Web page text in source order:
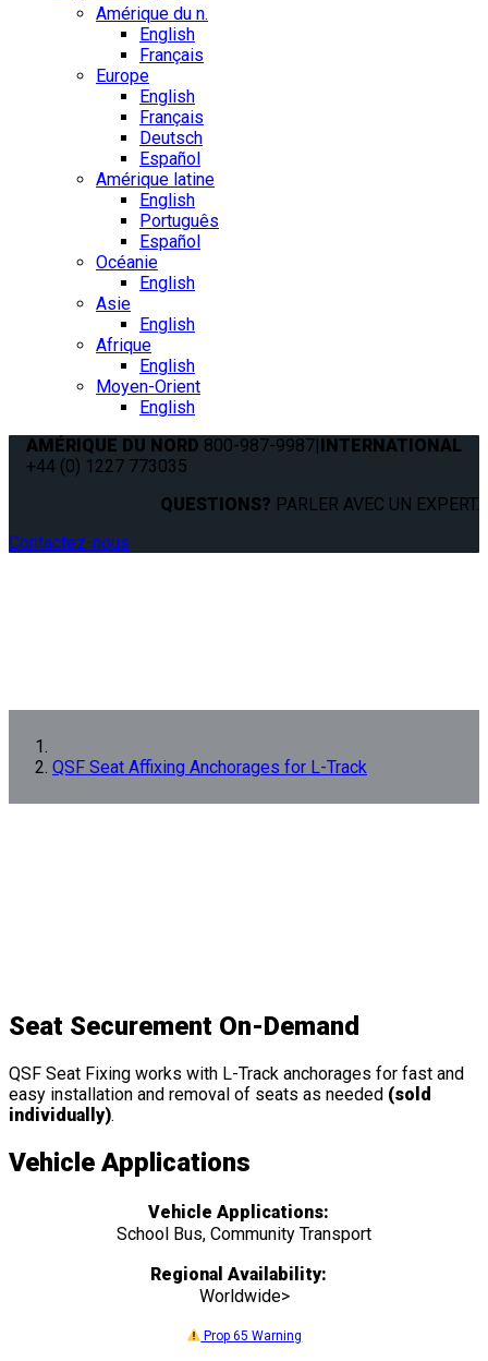
Amérique du n.
English
Français
Europe
English
Français
Deutsch
Español
Amérique latine
English
Português
Español
Océanie
English
Asie
English
Afrique
English
Moyen-Orient
English
AMÉRIQUE DU NORD 800-987-9987|INTERNATIONAL
+44 (0) 1227 773035
QUESTIONS? PARLER AVEC UN EXPERT.
Contactez-nous
QSF Seat Affixing Anchorages for L-Track
Seat Securement On-Demand
QSF Seat Fixing works with L-Track anchorages for fast and
easy installation and removal of seats as needed (sold
individually).
Vehicle Applications
Vehicle Applications:
School Bus, Community Transport
Regional Availability:
Worldwide>
Prop 65 Warning